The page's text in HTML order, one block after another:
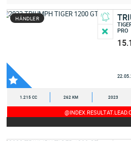
HÄNDLER
PRO
1.215 CC 262 KM 2023